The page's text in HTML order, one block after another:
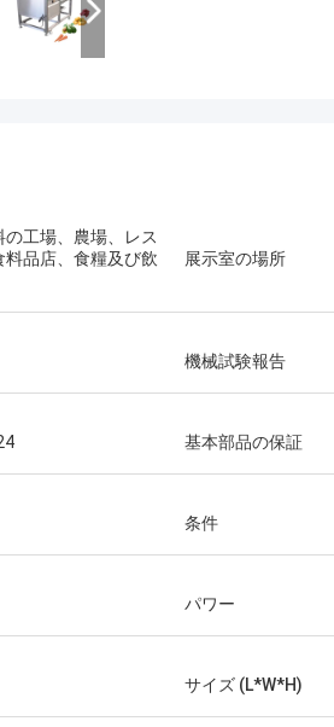
工場、農場、レス
料品店、食糧及び飲
展示室の場所
機械試験報告
基本部品の保証
条件
パワー
サイズ (L*W*H)